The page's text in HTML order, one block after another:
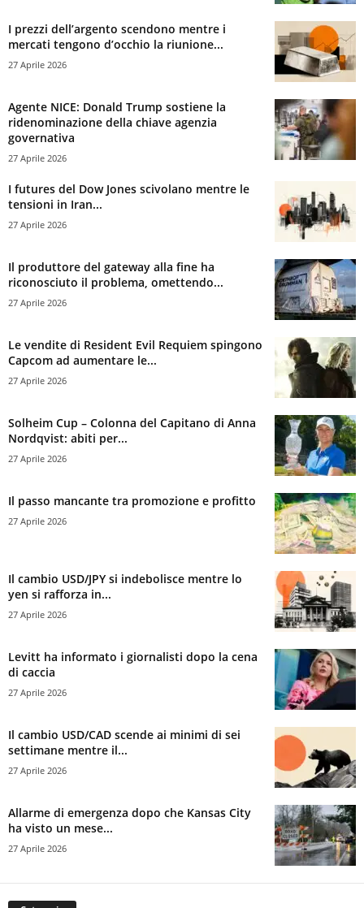
I prezzi dell’argento scendono mentre i
mercati tengono d’occhio la riunione...
27 Aprile 2026
Agente NICE: Donald Trump sostiene la
ridenominazione della chiave agenzia
governativa
27 Aprile 2026
I futures del Dow Jones scivolano mentre le
tensioni in Iran...
27 Aprile 2026
Il produttore del gateway alla fine ha
riconosciuto il problema, omettendo...
27 Aprile 2026
Le vendite di Resident Evil Requiem spingono
Capcom ad aumentare le...
27 Aprile 2026
Solheim Cup – Colonna del Capitano di Anna
Nordqvist: abiti per...
27 Aprile 2026
Il passo mancante tra promozione e profitto
27 Aprile 2026
Il cambio USD/JPY si indebolisce mentre lo
yen si rafforza in...
27 Aprile 2026
Levitt ha informato i giornalisti dopo la cena
di caccia
27 Aprile 2026
Il cambio USD/CAD scende ai minimi di sei
settimane mentre il...
27 Aprile 2026
Allarme di emergenza dopo che Kansas City
ha visto un mese...
27 Aprile 2026